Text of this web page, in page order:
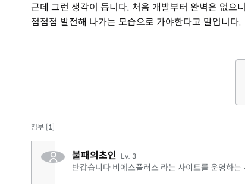
근데 그런 생각이 듭니다. 처음 개발부터 완벽은 없으
점점점 발전해 나가는 모습으로 가야한다고 말입니다.
첨부 [1]
불패의초인 Lv. 3
반갑습니다 비에스플러스 라는 사이트를 운영하는